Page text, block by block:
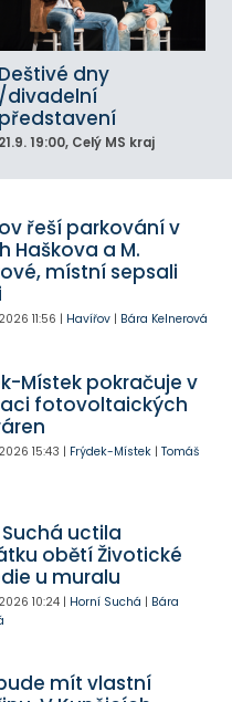
Deštivé dny
/divadelní
představení
21.9. 19:00, Celý MS kraj
řeší parkování v
Haškova a M.
místní sepsali
11:56 | Havířov| Bára Kelnerová
Místek pokračuje v
fotovoltaických
15:43 | Frýdek-Místek| Tomáš
uctila
obětí Životické
u muralu
10:24| Horní Suchá | Bára
mít vlastní